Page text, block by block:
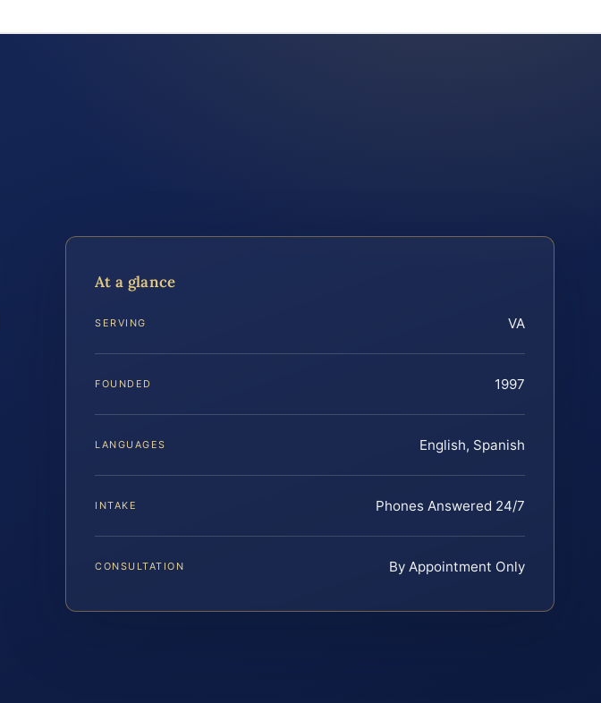
At a glance
SERVING VA
FOUNDED 1997
LANGUAGES English, Spanish
INTAKE Phones Answered 24/7
CONSULTATION By Appointment Only